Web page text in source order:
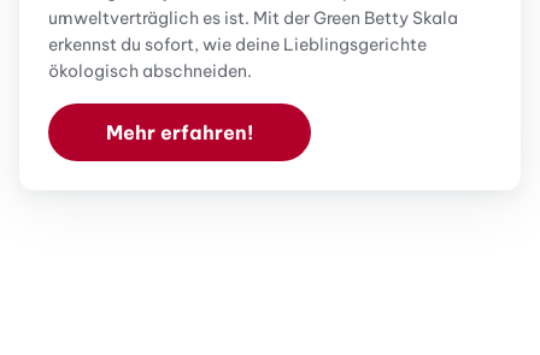
umweltverträglich es ist. Mit der Green Betty Skala
erkennst du sofort, wie deine Lieblingsgerichte
ökologisch abschneiden.
Mehr erfahren!